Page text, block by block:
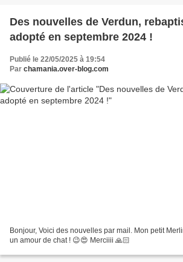
Des nouvelles de Verdun,
adopté en septembre 2024 !
Publié le 22/05/2025 à 19:54
Par chamania.over-blog.com
Bonjour, Voici des nouvelles par mail. Mon petit
un amour de chat ! 😉😍 Merciiii 🙏🏻